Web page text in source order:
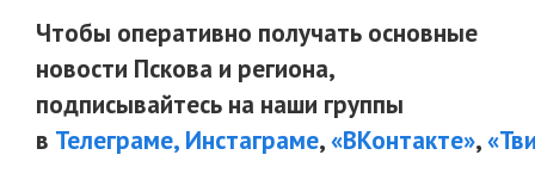
Чтобы оперативно получать основные
новости Пскова и региона,
подписывайтесь на наши группы
в Телеграме, Инстаграме,«ВКонтакте»,